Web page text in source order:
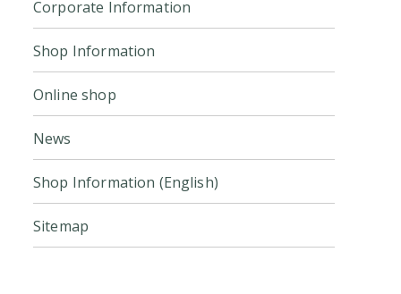
Corporate Information
Shop Information
Online shop
News
Shop Information (English)
Sitemap